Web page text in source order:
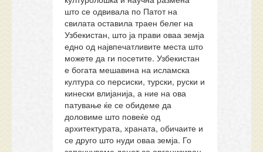
што се одвивала по Патот на
свилата оставила траен белег на
Узбекистан, што ја прави оваа земја
едно од највпечатливите места што
можете да ги посетите. Узбекистан
е богата мешавина на исламска
култура со персиски, турски, руски и
кинески влијанија, а ние на ова
патување ќе се обидеме да
доловиме што повеќе од
архитектурата, храната, обичаите и
се друго што нуди оваа земја. Го